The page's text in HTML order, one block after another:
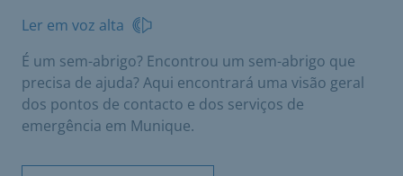
Ler em voz alta
É um sem-abrigo? Encontrou um sem-abrigo que
precisa de ajuda? Aqui encontrará uma visão geral
dos pontos de contacto e dos serviços de
emergência em Munique.